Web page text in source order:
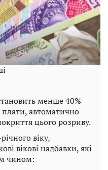
менше 40%
плати, автоматично
цього розриву.
віку,
вікові надбавки, які
чином: